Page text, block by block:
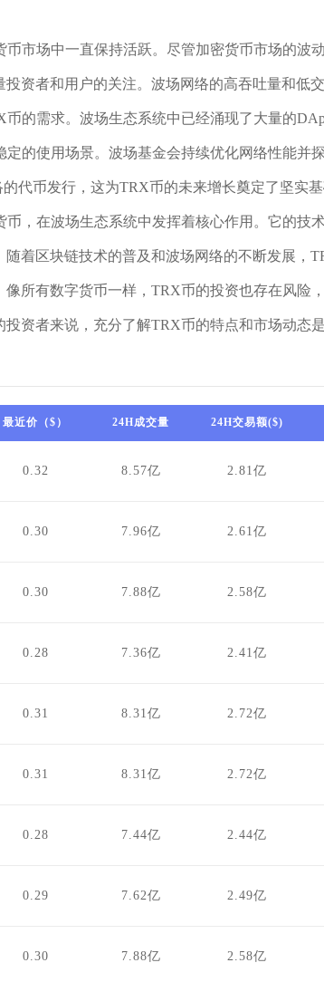
币市场中一直保持活跃。尽管加密货币市场的波
资者和用户的关注。波场网络的高吞吐量和低
的需求。波场生态系统中已经涌现了大量的
的使用场景。波场基金会持续优化网络性能并
代币发行，这为TRX币的未来增长奠定了坚实基
，在波场生态系统中发挥着核心作用。它的技
着区块链技术的普及和波场网络的不断发展，
所有数字货币一样，TRX币的投资也存在风险
资者来说，充分了解TRX币的特点和市场动态
最近价（$） 24H成交量 24H交易额($)
0.32 8.57亿 2.81亿
0.30 7.96亿 2.61亿
0.30 7.88亿 2.58亿
0.28 7.36亿 2.41亿
0.31 8.31亿 2.72亿
0.31 8.31亿 2.72亿
0.28 7.44亿 2.44亿
0.29 7.62亿 2.49亿
0.30 7.88亿 2.58亿